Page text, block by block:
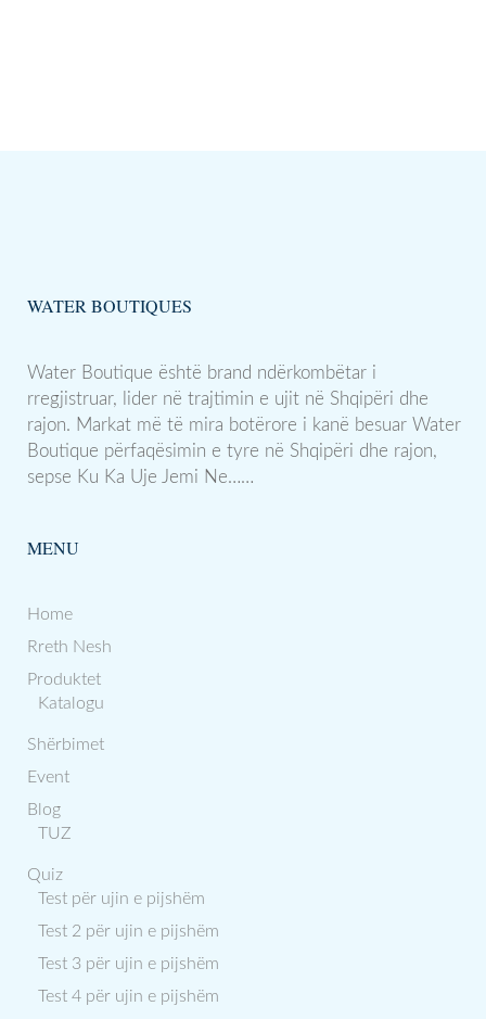
WATER BOUTIQUES
Water Boutique është brand ndërkombëtar i
rregjistruar, lider në trajtimin e ujit në Shqipëri dhe
rajon. Markat më të mira botërore i kanë besuar Water
Boutique përfaqësimin e tyre në Shqipëri dhe rajon,
sepse Ku Ka Uje Jemi Ne……
MENU
Home
Rreth Nesh
Produktet
Katalogu
Shërbimet
Event
Blog
TUZ
Quiz
Test për ujin e pijshëm
Test 2 për ujin e pijshëm
Test 3 për ujin e pijshëm
Test 4 për ujin e pijshëm